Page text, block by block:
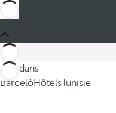
Ces dans
BarcelóHôtelsTunisie